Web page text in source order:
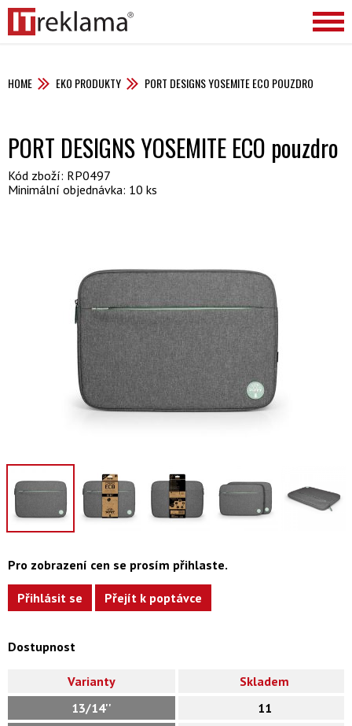
HOME EKO PRODUKTY PORT DESIGNS YOSEMITE ECO POUZDRO
PORT DESIGNS YOSEMITE ECO pouzdro
Kód zboží: RP0497
Minimální objednávka: 10 ks
Pro zobrazení cen se prosím přihlaste.
Přihlásit se Přejít k poptávce
Dostupnost
Varianty
Skladem
13/14''
11